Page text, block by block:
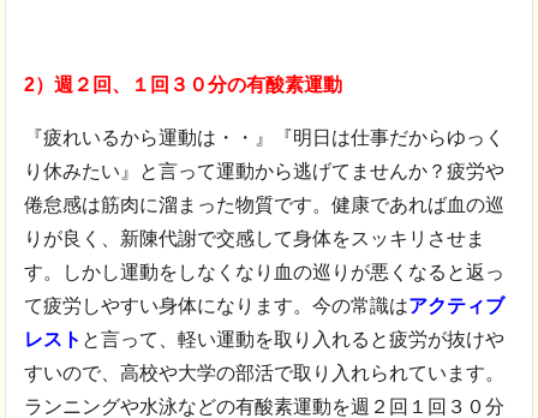
2）週２回、１回３０分の有酸素運動
『疲れいるから運動は・・』『明日は仕事だからゆっく
り休みたい』と言って運動から逃げてませんか？疲労や
倦怠感は筋肉に溜まった物質です。健康であれば血の巡
りが良く、新陳代謝で交感して身体をスッキリさせま
す。しかし運動をしなくなり血の巡りが悪くなると返っ
て疲労しやすい身体になります。今の常識はアクティブ
レスト と言って、軽い運動を取り入れると疲労が抜けや
すいので、高校や大学の部活で取り入れられています。
ランニングや水泳などの有酸素運動を週２回１回３０分